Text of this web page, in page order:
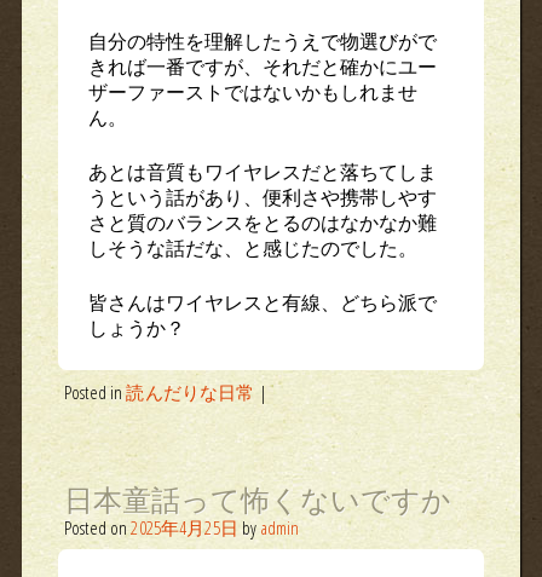
自分の特性を理解したうえで物選びがで
きれば一番ですが、それだと確かにユー
ザーファーストではないかもしれませ
ん。
あとは音質もワイヤレスだと落ちてしま
うという話があり、便利さや携帯しやす
さと質のバランスをとるのはなかなか難
しそうな話だな、と感じたのでした。
皆さんはワイヤレスと有線、どちら派で
しょうか？
Posted in読んだりな日常 |
日本童話って怖くないですか
Posted on2025年4月25日 by admin